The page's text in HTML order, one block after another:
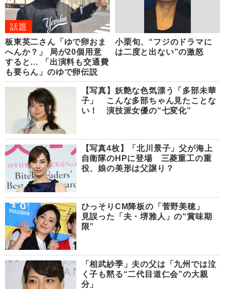
話題
板東英二さん「ゆで卵おま
へんか？」 局が20個用意
すると… 「出演料も交通費
も要らん」のゆで卵伝説
小栗旬、“フジのドラマに
は二度と出ない”の激怒
【写真】妖艶な色気漂う「多部未華
子」 こんな多部ちゃん見たことな
い！ 演技派女優の“七変化”
【写真4枚】「北川景子」父が海上
自衛隊のHPに登場 三菱重工の重
役、娘の美形は父譲り？
ひっそりCM降板の「菅野美穂」
見誤った「夫・堺雅人」の“賞味期
限”
「相武紗季」夫の父は「九州では泣
く子も黙る“二代目道仁会”の大親
分」